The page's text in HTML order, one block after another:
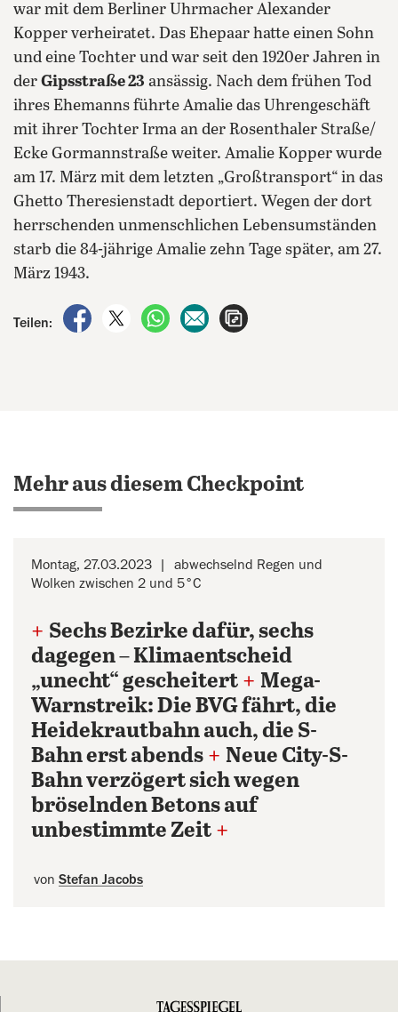
war mit dem Berliner Uhrmacher Alexander
Kopper verheiratet. Das Ehepaar hatte einen Sohn
und eine Tochter und war seit den 1920er Jahren in
der Gipsstraße 23 ansässig. Nach dem frühen Tod
ihres Ehemanns führte Amalie das Uhrengeschäft
mit ihrer Tochter Irma an der Rosenthaler Straße/
Ecke Gormannstraße weiter. Amalie Kopper wurde
am 17. März mit dem letzten „Großtransport“ in das
Ghetto Theresienstadt deportiert. Wegen der dort
herrschenden unmenschlichen Lebensumständen
starb die 84-jährige Amalie zehn Tage später, am 27.
März 1943.
Teilen:
auf Facebook teilen
auf X teilenper WhatsApp teilen
per E-Mail teilen
Mehr aus diesem Checkpoint
Montag, 27.03.2023
abwechselnd Regen und
Wolken zwischen 2 und 5°C
+ Sechs Bezirke dafür, sechs
dagegen – Klimaentscheid
„unecht“ gescheitert + Mega-
Warnstreik: Die BVG fährt, die
Heidekrautbahn auch, die S-
Bahn erst abends + Neue City-S-
Bahn verzögert sich wegen
bröselnden Betons auf
unbestimmte Zeit +
von Stefan Jacobs